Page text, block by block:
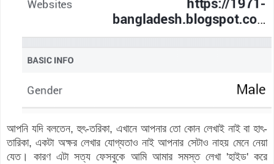
আপনি যদি বলতেন, হুৎ-তরিকা, এখানে আপনার তো কোন লেখাই নাই বা হাৎ-
তারিকা, একটা অক্ষর লেখার যোগ্যতাও নাই আপনার সেটাও নাহয় মেনে নেয়া
যেত। কারণ এটা সত্য ফেসবুকে আমি আমার সমস্ত লেখা 'হাইড' করে